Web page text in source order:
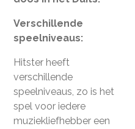
Verschillende
speelniveaus:
Hitster heeft
verschillende
speelniveaus, zo is het
spel voor iedere
muziekliefhebber een